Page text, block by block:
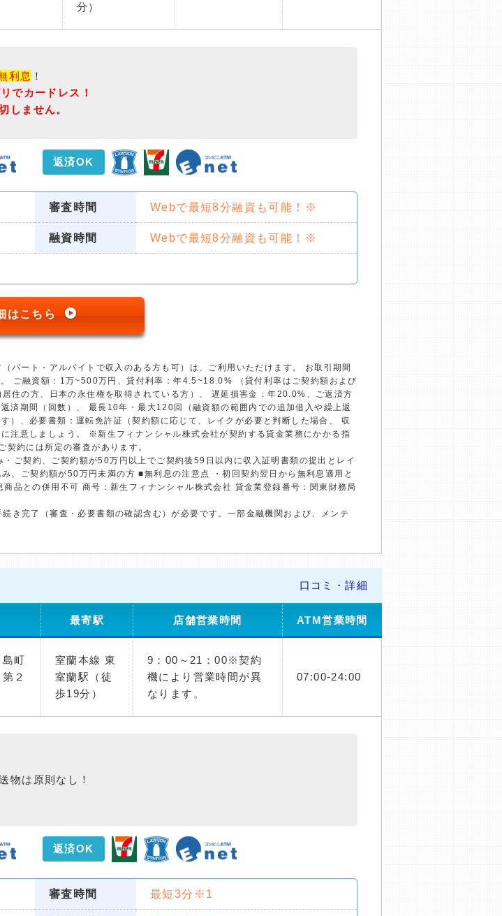
分）
利息 ！
でカードレス！
しません。
返済OK
審査時間 Webで最短8分融資も可能！※
融資時間 Webで最短8分融資も可能！※
はこちら
パート・アルバイトで収入のある方も可）は、ご利用いただけます。 お取引期間
ご融資額：1万~500万円、貸付利率：年4.5~18.0% （貸付利率はご契約額および
住の方、日本の永住権を取得されている方）、 遅延損害金：年20.0%、ご返済方
済期間（回数）、 最長10年・最大120回（融資額の範囲内での追加借入や繰上返
）、必要書類：運転免許証（契約額に応じて、レイクが必要と判断した場合、 収
注意しましょう。 ※新生フィナンシャル株式会社が契約する貸金業務にかかる指
約には所定の審査があります。
契約、ご契約額が50万円以上でご契約後59日以内に収入証明書類の提出とレイ
ご契約額が50万円未満の方 ■無利息の注意点 ・初回契約翌日から無利息適用と
品との併用不可 商号：新生フィナンシャル株式会社 貸金業登録番号：関東財務局
き完了（審査・必要書類の確認含む）が必要です。一部金融機関および、メンテ
口コミ・詳細
最寄駅 店舗営業時間 ATM営業時間
町
２
室蘭本線 東
室蘭駅（徒
歩19分）
9：00～21：00※契約
機により営業時間が異
なります。
07:00-24:00
物は原則なし！
返済OK
審査時間 最短3分※1